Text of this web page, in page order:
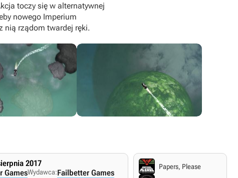
toczy się w alternatywnej
nowego Imperium
nią rządom twardej ręki.
2017
GamesWydawca:Failbetter Games
Papers, Please